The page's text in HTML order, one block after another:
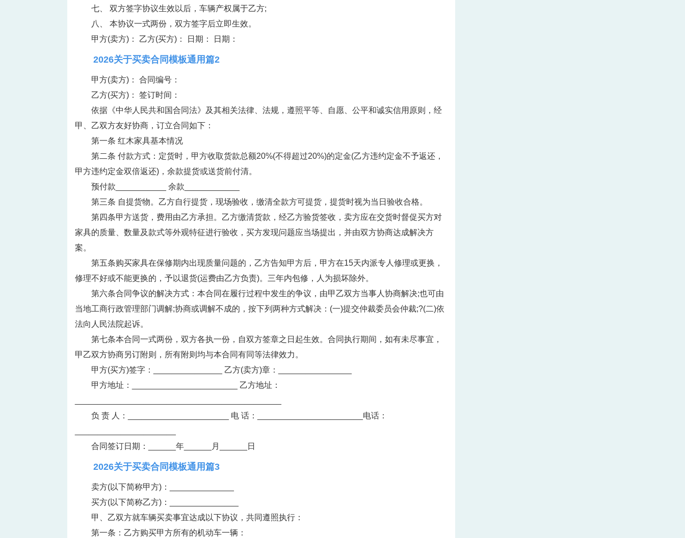
七、 双方签字协议生效以后，车辆产权属于乙方;
八、 本协议一式两份，双方签字后立即生效。
甲方(卖方)： 乙方(买方)： 日期： 日期：
2026关于买卖合同模板通用篇2
甲方(卖方)： 合同编号：
乙方(买方)： 签订时间：
依据《中华人民共和国合同法》及其相关法律、法规，遵照平等、自愿、公平和诚实信用原则，经
甲、乙双方友好协商，订立合同如下：
第一条 红木家具基本情况
第二条 付款方式：定货时，甲方收取货款总额20%(不得超过20%)的定金(乙方违约定金不予返还，
甲方违约定金双倍返还)，余款提货或送货前付清。
预付款___________ 余款____________
第三条 自提货物。乙方自行提货，现场验收，缴清全款方可提货，提货时视为当日验收合格。
第四条甲方送货，费用由乙方承担。乙方缴清货款，经乙方验货签收，卖方应在交货时督促买方对
家具的质量、数量及款式等外观特征进行验收，买方发现问题应当场提出，并由双方协商达成解决方
案。
第五条购买家具在保修期内出现质量问题的，乙方告知甲方后，甲方在15天内派专人修理或更换，
修理不好或不能更换的，予以退货(运费由乙方负责)。三年内包修，人为损坏除外。
第六条合同争议的解决方式：本合同在履行过程中发生的争议，由甲乙双方当事人协商解决;也可由
当地工商行政管理部门调解;协商或调解不成的，按下列两种方式解决：(一)提交仲裁委员会仲裁;?(二)依
法向人民法院起诉。
第七条本合同一式两份，双方各执一份，自双方签章之日起生效。合同执行期间，如有未尽事宜，
甲乙双方协商另订附则，所有附则均与本合同有同等法律效力。
甲方(买方)签字：_______________ 乙方(卖方)章：________________
甲方地址：_______________________ 乙方地址：
负 责 人：______________________ 电 话：_______________________电话：
合同签订日期：______年______月______日
2026关于买卖合同模板通用篇3
卖方(以下简称甲方)：______________
买方(以下简称乙方)：_______________
甲、乙双方就车辆买卖事宜达成以下协议，共同遵照执行：
第一条：乙方购买甲方所有的机动车一辆：